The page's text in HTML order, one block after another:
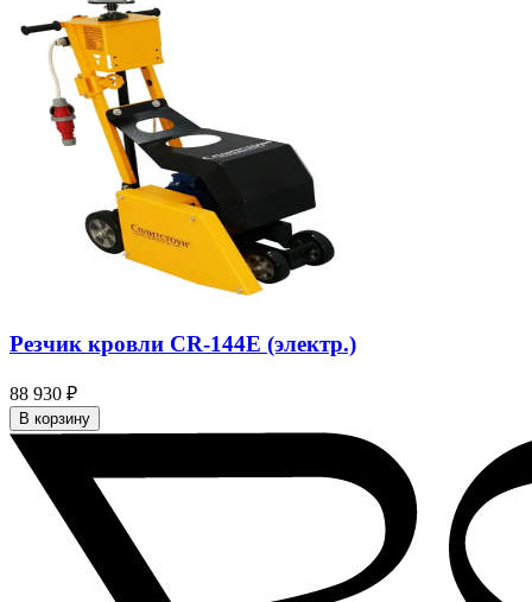
Резчик кровли CR-144E (электр.)
88 930 ₽
В корзину